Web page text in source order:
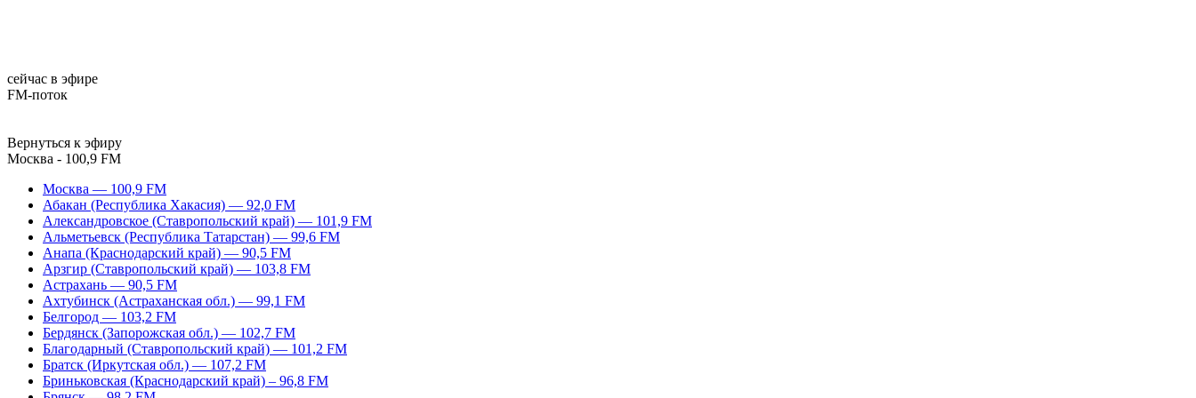
сейчас в эфире
FM-поток
Вернуться к эфиру
Москва - 100,9 FM
Москва — 100,9 FM
Абакан (Республика Хакасия) — 92,0 FM
Александровское (Ставропольский край) — 101,9 FM
Альметьевск (Республика Татарстан) — 99,6 FM
Анапа (Краснодарский край) — 90,5 FM
Арзгир (Ставропольский край) — 103,8 FM
Астрахань — 90,5 FM
Ахтубинск (Астраханская обл.) — 99,1 FM
Белгород — 103,2 FM
Бердянск (Запорожская обл.) — 102,7 FM
Благодарный (Ставропольский край) — 101,2 FM
Братск (Иркутская обл.) — 107,2 FM
Бриньковская (Краснодарский край) – 96,8 FM